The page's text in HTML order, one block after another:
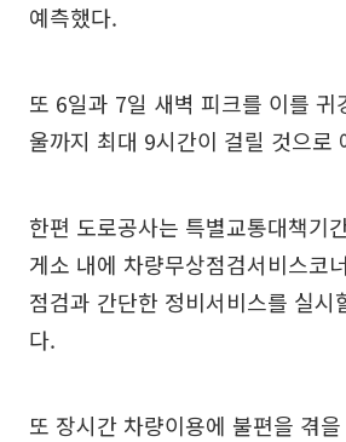
예측했다.
또 6일과 7일 새벽 피크를 이를 귀
울까지 최대 9시간이 걸릴 것으로
한편 도로공사는 특별교통대책기
게소 내에 차량무상점검서비스코
점검과 간단한 정비서비스를 실시
다.
또 장시간 차량이용에 불편을 겪